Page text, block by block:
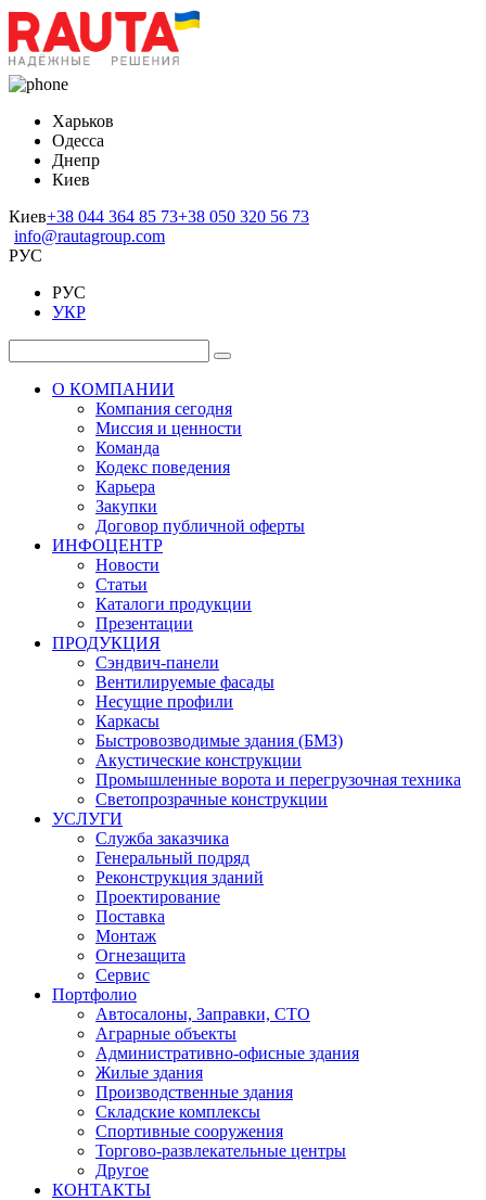
Харьков
Одесса
Днепр
Киев
Киев+38 044 364 85 73+38 050 320 56 73
info@rautagroup.com
РУС
РУС
УКР
О КОМПАНИИ
Компания сегодня
Миссия и ценности
Команда
Кодекс поведения
Карьера
Закупки
Договор публичной оферты
ИНФОЦЕНТР
Новости
Статьи
Каталоги продукции
Презентации
ПРОДУКЦИЯ
Сэндвич-панели
Вентилируемые фасады
Несущие профили
Каркасы
Быстровозводимые здания (БМЗ)
Акустические конструкции
Промышленные ворота и перегрузочная техника
Cветопрозрачные конструкции
УСЛУГИ
Служба заказчика
Генеральный подряд
Реконструкция зданий
Проектирование
Поставка
Монтаж
Огнезащита
Сервис
Портфолио
Автосалоны, Заправки, СТО
Аграрные объекты
Административно-офисные здания
Жилые здания
Производственные здания
Складские комплексы
Спортивные сооружения
Торгово-развлекательные центры
Другое
КОНТАКТЫ